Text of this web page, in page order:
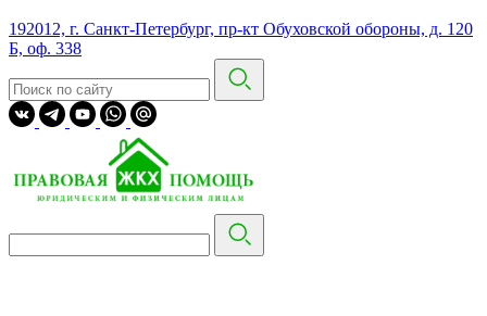
192012, г. Санкт-Петербург, пр-кт Обуховской обороны, д. 120
Б, оф. 338